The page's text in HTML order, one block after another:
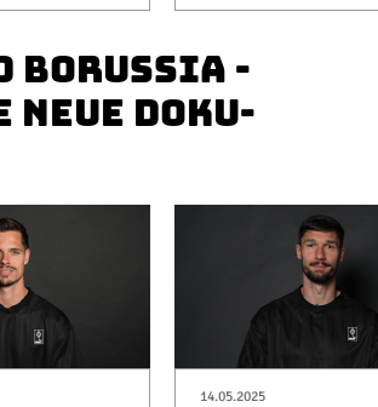
BORUSSIA -
NEUE DOKU-
14.05.2025